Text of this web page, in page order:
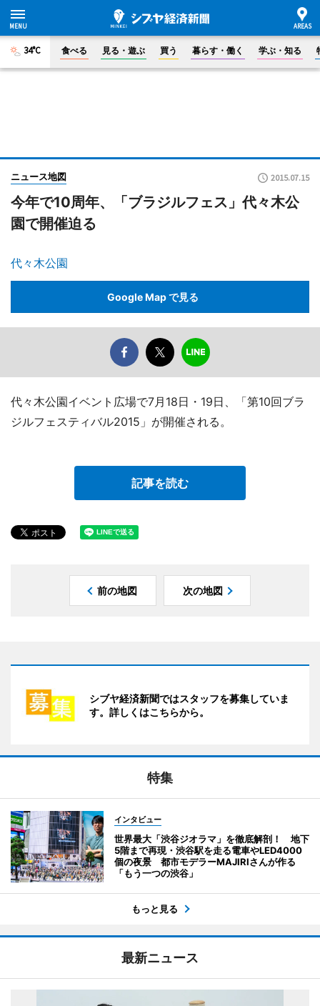
34°C 食べる 見る・遊ぶ 買う 暮らす・働く 学ぶ・知る
ニュース地図 2015.07.15
今年で10周年、「ブラジルフェス」代々木公
園で開催迫る
代々木公園
Google Map で見る
代々木公園イベント広場で7月18日・19日、「第10回ブラ
ジルフェスティバル2015」が開催される。
記事を読む
前の地図 次の地図
シブヤ経済新聞ではスタッフを募集していま
す。詳しくはこちらから。
特集
インタビュー
世界最大「渋谷ジオラマ」を徹底解剖！ 地下
5階まで再現・渋谷駅を走る電車やLED4000
個の夜景 都市モデラーMAJIRIさんが作る
「もう一つの渋谷」
もっと見る
最新ニュース